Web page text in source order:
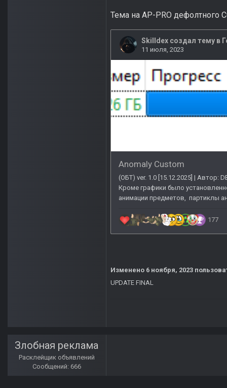
Тема на AP-PRO дефолтного
Изменено 6 ноября, 2023
UPDATE FINAL
Злобная реклама
Расклейщик объявлений
Сообщений: 666